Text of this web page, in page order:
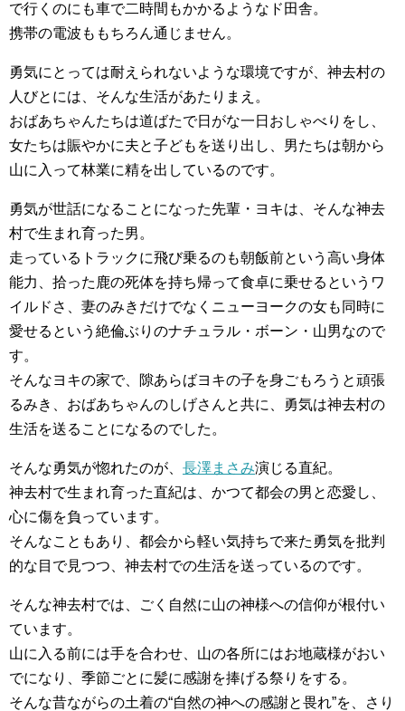
で行くのにも車で二時間もかかるようなド田舎。
携帯の電波ももちろん通じません。
勇気にとっては耐えられないような環境ですが、神去村の
人びとには、そんな生活があたりまえ。
おばあちゃんたちは道ばたで日がな一日おしゃべりをし、
女たちは賑やかに夫と子どもを送り出し、男たちは朝から
山に入って林業に精を出しているのです。
勇気が世話になることになった先輩・ヨキは、そんな神去
村で生まれ育った男。
走っているトラックに飛び乗るのも朝飯前という高い身体
能力、拾った鹿の死体を持ち帰って食卓に乗せるというワ
イルドさ、妻のみきだけでなくニューヨークの女も同時に
愛せるという絶倫ぶりのナチュラル・ボーン・山男なので
す。
そんなヨキの家で、隙あらばヨキの子を身ごもろうと頑張
るみき、おばあちゃんのしげさんと共に、勇気は神去村の
生活を送ることになるのでした。
そんな勇気が惚れたのが、 長澤まさみ演じる直紀。
神去村で生まれ育った直紀は、かつて都会の男と恋愛し、
心に傷を負っています。
そんなこともあり、都会から軽い気持ちで来た勇気を批判
的な目で見つつ、神去村での生活を送っているのです。
そんな神去村では、ごく自然に山の神様への信仰が根付い
ています。
山に入る前には手を合わせ、山の各所にはお地蔵様がおい
でになり、季節ごとに髪に感謝を捧げる祭りをする。
そんな昔ながらの土着の“自然の神への感謝と畏れ”を、さり